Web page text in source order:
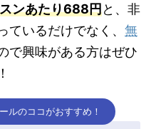
ンあたり688円と、非
いるだけでなく、 無
で興味がある方はぜひ
ルのココがおすすめ！